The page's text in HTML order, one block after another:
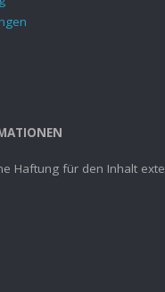
Haftung für den Inhalt